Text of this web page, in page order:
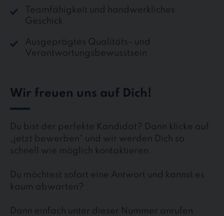
Teamfähigkeit und handwerkliches
Geschick
Ausgeprägtes Qualitäts- und
Verantwortungsbewusstsein
Wir freuen uns auf Dich!
Du bist der perfekte Kandidat? Dann klicke auf
„jetzt bewerben“ und wir werden Dich so
schnell wie möglich kontaktieren.
Du möchtest sofort eine Antwort und kannst es
kaum abwarten?
Dann einfach unter dieser Nummer anrufen